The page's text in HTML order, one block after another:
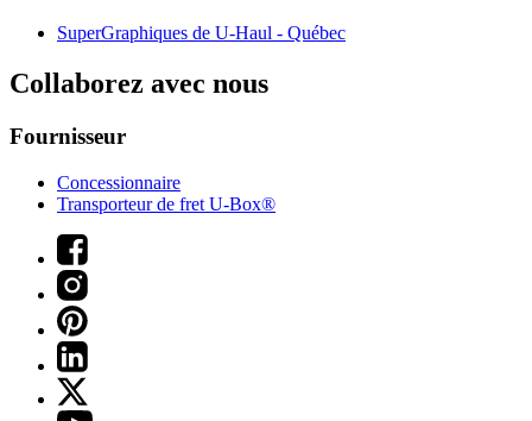
SuperGraphiques de U-Haul - Québec
Collaborez avec nous
Fournisseur
Concessionnaire
Transporteur de fret U-Box®